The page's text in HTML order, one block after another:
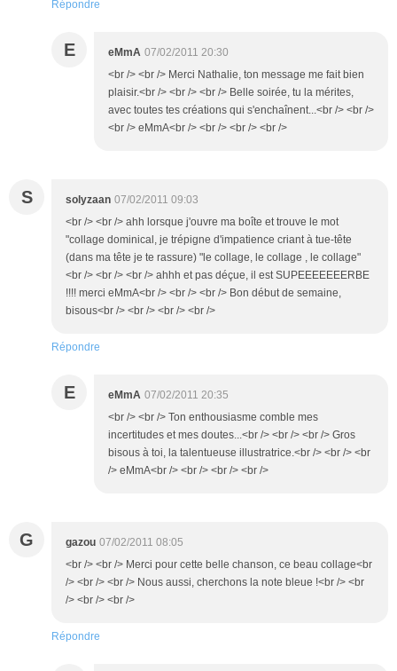
Répondre
E eMmA 07/02/2011 20:30
<br /> <br /> Merci Nathalie, ton message me fait bien
plaisir.<br /> <br /> <br /> Belle soirée, tu la mérites,
avec toutes tes créations qui s'enchaînent...<br /> <br />
<br /> eMmA<br /> <br /> <br /> <br />
S solyzaan 07/02/2011 09:03
<br /> <br /> ahh lorsque j'ouvre ma boîte et trouve le mot
"collage dominical, je trépigne d'impatience criant à tue-tête
(dans ma tête je te rassure) "le collage, le collage , le collage"
<br /> <br /> <br /> ahhh et pas déçue, il est SUPEEEEEEERBE
!!!! merci eMmA<br /> <br /> <br /> Bon début de semaine,
bisous<br /> <br /> <br /> <br />
Répondre
E eMmA 07/02/2011 20:35
<br /> <br /> Ton enthousiasme comble mes
incertitudes et mes doutes...<br /> <br /> <br /> Gros
bisous à toi, la talentueuse illustratrice.<br /> <br /> <br
/> eMmA<br /> <br /> <br /> <br />
G gazou 07/02/2011 08:05
<br /> <br /> Merci pour cette belle chanson, ce beau collage<br
/> <br /> <br /> Nous aussi, cherchons la note bleue !<br /> <br
/> <br /> <br />
Répondre